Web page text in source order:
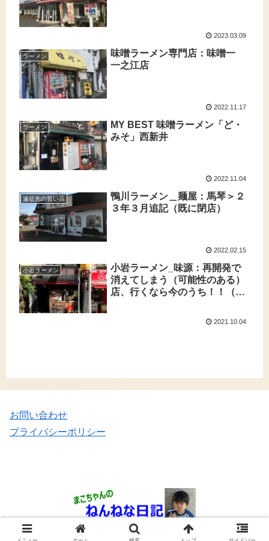
2023.03.09
ラーメン
味噌ラーメン専門店：味噌一
一之江店
2022.11.17
ラーメン
MY BEST 味噌ラーメン「ど・
みそ」西新井
2022.11.04
遠征先の旨い店
鴨川ラーメン＿麺屋：馬琴＞２
３年３月追記（既に閉店）
2022.02.15
小岩ラーメン
小岩ラーメン_味源：再開発で
消えてしまう（可能性のある）
店、行くなら今のうち！！（す
2021.10.04
お問い合わせ
プライバシーポリシー
Copyright © 2020 まこちゃんのねんねな日記 All Rights Reserved.